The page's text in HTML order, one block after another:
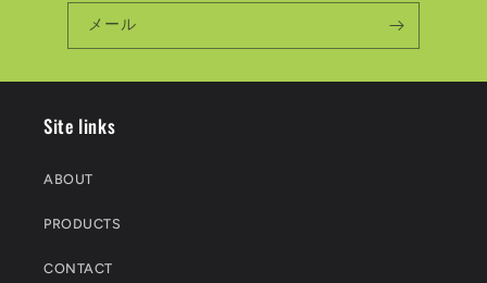
メール
Site links
ABOUT
PRODUCTS
CONTACT